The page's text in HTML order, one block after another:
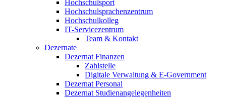
Hochschulsport
Hochschulsprachenzentrum
Hochschulkolleg
IT-Servicezentrum
Team & Kontakt
Dezernate
Dezernat Finanzen
Zahlstelle
Digitale Verwaltung & E-Government
Dezernat Personal
Dezernat Studienangelegenheiten